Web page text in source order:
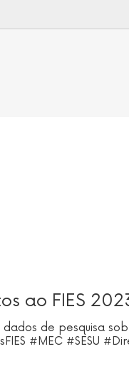
ao FIES
dados de pesquisa
#MEC #SESU